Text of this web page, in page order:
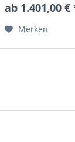
Wahl. Trittsicher
ab 1.401,00 €
Merken